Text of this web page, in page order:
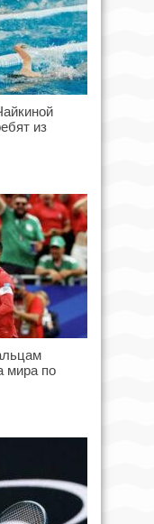
из
мира по